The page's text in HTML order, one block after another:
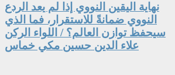
نهاية اليقين النووي إذا لم يعد الردع
النووي ضمانةً للاستقرار، فما الذي
سيحفظ توازن العالم؟ / اللواء الركن
علاء الدين حسين مكي خماس